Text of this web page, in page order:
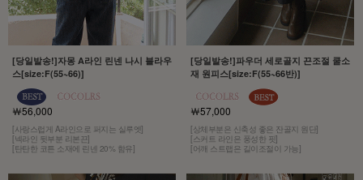
[당일발송!]자몽 A라인 린넨 나시 블라우
스[size:F(55~66)]
￦56,000
[사랑스럽게 A라인으로 퍼지는 실루엣]
[넥라인 뒷부분 리본끈]
[탄탄한 코튼 소재에 린넨 20% 함유]
[당일발송!]파우더 세로골지 끈조절 쿨소
재 원피스[size:F(55~66반)]
￦57,000
[상체부분은 신축성 좋은 잔골지 원단]
[스커트 라인은 풍성한 핏]
[어깨 스트랩은 길이조절이 가능]